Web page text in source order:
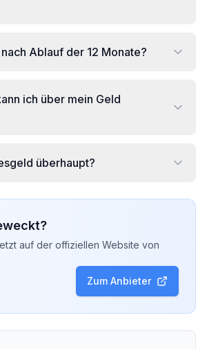
Ablauf der 12 Monate?
ich über mein Geld
überhaupt?
auf der offiziellen Website von
Zum Anbieter